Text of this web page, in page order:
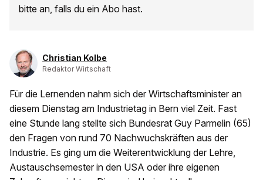
bitte an, falls du ein Abo hast.
Christian Kolbe
Redaktor Wirtschaft
Für die Lernenden nahm sich der Wirtschaftsminister an
diesem Dienstag am Industrietag in Bern viel Zeit. Fast
eine Stunde lang stellte sich Bundesrat Guy Parmelin (65)
den Fragen von rund 70 Nachwuchskräften aus der
Industrie. Es ging um die Weiterentwicklung der Lehre,
Austauschsemester in den USA oder ihre eigenen